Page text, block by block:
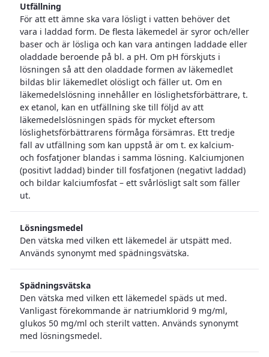
Utfällning
För att ett ämne ska vara lösligt i vatten behöver det
vara i laddad form. De flesta läkemedel är syror och/eller
baser och är lösliga och kan vara antingen laddade eller
oladdade beroende på bl. a pH. Om pH förskjuts i
lösningen så att den oladdade formen av läkemedlet
bildas blir läkemedlet olösligt och fäller ut. Om en
läkemedelslösning innehåller en löslighetsförbättrare, t.
ex etanol, kan en utfällning ske till följd av att
läkemedelslösningen späds för mycket eftersom
löslighetsförbättrarens förmåga försämras. Ett tredje
fall av utfällning som kan uppstå är om t. ex kalcium-
och fosfatjoner blandas i samma lösning. Kalciumjonen
(positivt laddad) binder till fosfatjonen (negativt laddad)
och bildar kalciumfosfat – ett svårlösligt salt som fäller
ut.
Lösningsmedel
Den vätska med vilken ett läkemedel är utspätt med.
Används synonymt med spädningsvätska.
Spädningsvätska
Den vätska med vilken ett läkemedel späds ut med.
Vanligast förekommande är natriumklorid 9 mg/ml,
glukos 50 mg/ml och sterilt vatten. Används synonymt
med lösningsmedel.